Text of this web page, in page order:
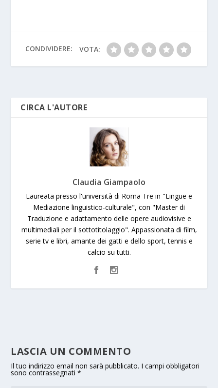
o
k
p
p
e n
k
g
CONDIVIDERE: VOTA:
CIRCA L'AUTORE
Claudia Giampaolo
Laureata presso l'università di Roma Tre in "Lingue e
Mediazione linguistico-culturale", con "Master di
Traduzione e adattamento delle opere audiovisive e
multimediali per il sottotitolaggio". Appassionata di film,
serie tv e libri, amante dei gatti e dello sport, tennis e
calcio su tutti.
LASCIA UN COMMENTO
Il tuo indirizzo email non sarà pubblicato. I campi obbligatori
sono contrassegnati*